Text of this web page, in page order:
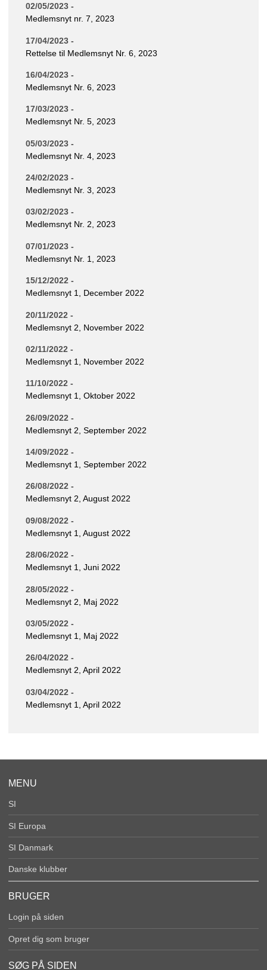
02/05/2023 -
Medlemsnyt nr. 7, 2023
17/04/2023 -
Rettelse til Medlemsnyt Nr. 6, 2023
16/04/2023 -
Medlemsnyt Nr. 6, 2023
17/03/2023 -
Medlemsnyt Nr. 5, 2023
05/03/2023 -
Medlemsnyt Nr. 4, 2023
24/02/2023 -
Medlemsnyt Nr. 3, 2023
03/02/2023 -
Medlemsnyt Nr. 2, 2023
07/01/2023 -
Medlemsnyt Nr. 1, 2023
15/12/2022 -
Medlemsnyt 1, December 2022
20/11/2022 -
Medlemsnyt 2, November 2022
02/11/2022 -
Medlemsnyt 1, November 2022
11/10/2022 -
Medlemsnyt 1, Oktober 2022
26/09/2022 -
Medlemsnyt 2, September 2022
14/09/2022 -
Medlemsnyt 1, September 2022
26/08/2022 -
Medlemsnyt 2, August 2022
09/08/2022 -
Medlemsnyt 1, August 2022
28/06/2022 -
Medlemsnyt 1, Juni 2022
28/05/2022 -
Medlemsnyt 2, Maj 2022
03/05/2022 -
Medlemsnyt 1, Maj 2022
26/04/2022 -
Medlemsnyt 2, April 2022
03/04/2022 -
Medlemsnyt 1, April 2022
MENU
SI
SI Europa
SI Danmark
Danske klubber
BRUGER
Login på siden
Opret dig som bruger
SØG PÅ SIDEN